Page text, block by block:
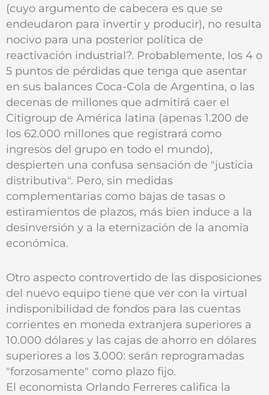
(cuyo argumento de cabecera es que se
endeudaron para invertir y producir), no resulta
nocivo para una posterior política de
reactivación industrial?. Probablemente, los 4 o
5 puntos de pérdidas que tenga que asentar
en sus balances Coca-Cola de Argentina, o las
decenas de millones que admitirá caer el
Citigroup de América latina (apenas 1.200 de
los 62.000 millones que registrará como
ingresos del grupo en todo el mundo),
despierten una confusa sensación de "justicia
distributiva". Pero, sin medidas
complementarias como bajas de tasas o
estiramientos de plazos, más bien induce a la
desinversión y a la eternización de la anomia
económica.
Otro aspecto controvertido de las disposiciones
del nuevo equipo tiene que ver con la virtual
indisponibilidad de fondos para las cuentas
corrientes en moneda extranjera superiores a
10.000 dólares y las cajas de ahorro en dólares
superiores a los 3.000: serán reprogramadas
"forzosamente" como plazo fijo.
El economista Orlando Ferreres califica la